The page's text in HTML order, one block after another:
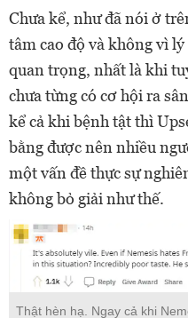
Chưa kể, như đã nói ở
tâm cao độ và không vì
quan trọng, nhất là khi
chưa từng có cơ hội ra
kể cả khi bệnh tật thì
bằng được nên nhiều
một vấn đề thực sự
không bỏ giải như thế.
Thật hèn hạ. Ngay cả khi